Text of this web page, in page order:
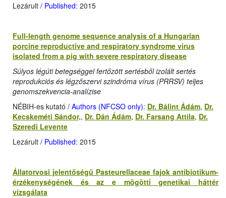
Lezárult / Published: 2015
Full-length genome sequence analysis of a Hungarian
porcine reproductive and respiratory syndrome virus
isolated from a pig with severe respiratory disease
Súlyos légúti betegséggel fertőzött sertésből izolált sertés
reprodukciós és légzőszervi szindróma vírus (PRRSV) teljes
genomszekvencia-analízise
NÉBIH-es kutató / Authors (NFCSO only): Dr. Bálint Ádám, Dr.
Kecskeméti Sándor,, Dr. Dán Ádám, Dr. Farsang Attila, Dr.
Szeredi Levente
Lezárult / Published: 2015
Állatorvosi jelentőségű Pasteurellaceae fajok antibiotikum-
érzékenységének és az e mögötti genetikai háttér
vizsgálata